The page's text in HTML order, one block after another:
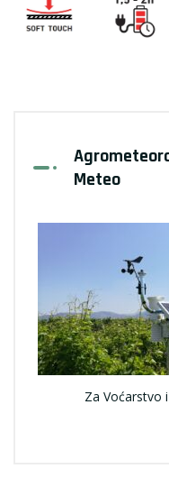
Meteo
Za Voćarstvo